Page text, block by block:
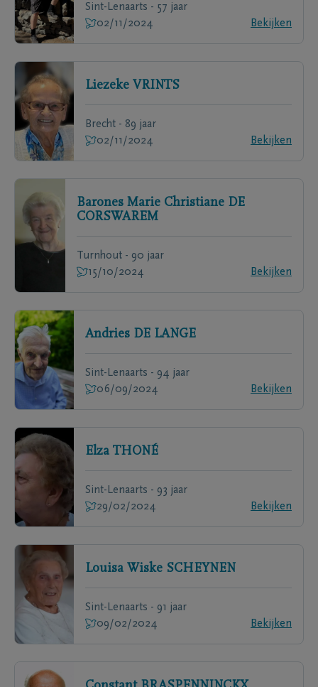
Sint-Lenaarts - 57 jaar
02/11/2024
Bekijken
Liezeke VRINTS
Brecht - 89 jaar
02/11/2024
Bekijken
Barones Marie Christiane DE
CORSWAREM
Turnhout - 90 jaar
15/10/2024
Bekijken
Andries DE LANGE
Sint-Lenaarts - 94 jaar
06/09/2024
Bekijken
Elza THONÉ
Sint-Lenaarts - 93 jaar
29/02/2024
Bekijken
Louisa Wiske SCHEYNEN
Sint-Lenaarts - 91 jaar
09/02/2024
Bekijken